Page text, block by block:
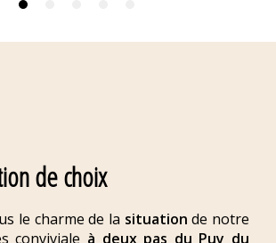
de choix
le charme de la situationde notre
conviviale à deux pas du Puy du